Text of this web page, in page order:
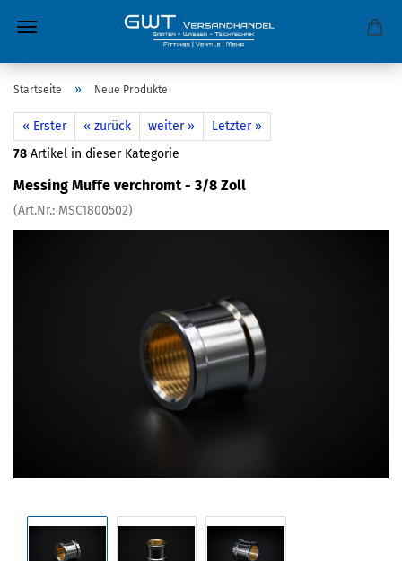
Startseite » Neue Produkte
« Erster « zurück weiter »
Letzter »
78 Artikel in dieser Kategorie
Messing Muffe verchromt - 3/8 Zoll
(Art.Nr.: MSC1800502)